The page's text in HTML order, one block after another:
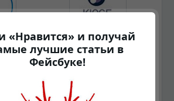
«Нравится» и получай
лучшие статьи в
Фейсбуке!